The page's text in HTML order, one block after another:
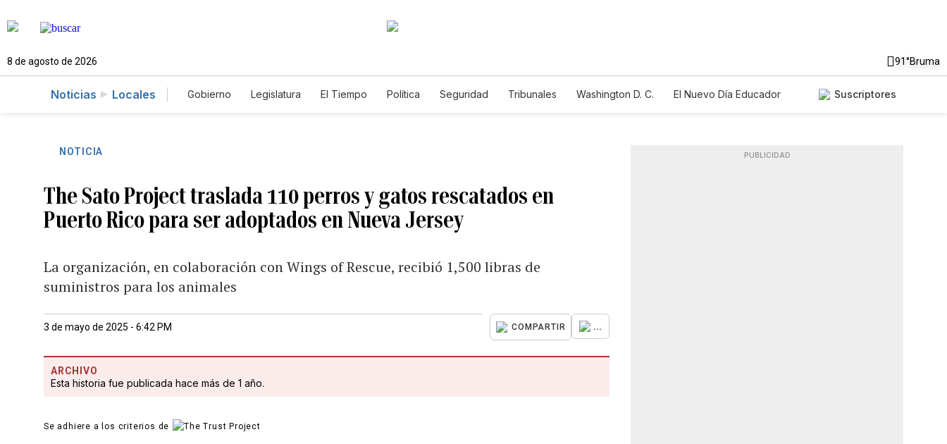
8 de agosto de 2026 91°Bruma
Noticias Locales Gobierno Legislatura El Tiempo Política Seguridad Tribunales Washington D. C.
El Nuevo Día Educador
Suscriptores
NOTICIA
The Sato Project traslada 110 perros y gatos rescatados en
Puerto Rico para ser adoptados en Nueva Jersey
La organización, en colaboración con Wings of Rescue, recibió 1,500 libras de
suministros para los animales
3 de mayo de 2025 - 6:42 PM COMPARTIR ...
ARCHIVO
Esta historia fue publicada hace más de 1 año.
Se adhiere a los criterios de
PUBLICIDAD